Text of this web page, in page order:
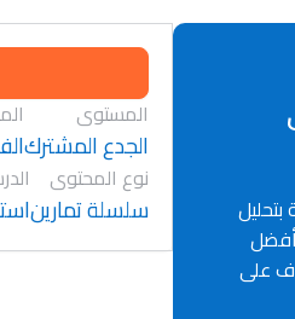
المستوى
الجدع المشترك
نوع المحتوى
سلسلة تمارين
على